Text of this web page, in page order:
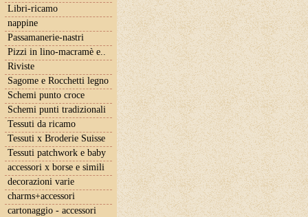
Libri-ricamo
nappine
Passamanerie-nastri
Pizzi in lino-macramè e..
Riviste
Sagome e Rocchetti legno
Schemi punto croce
Schemi punti tradizionali
Tessuti da ricamo
Tessuti x Broderie Suisse
Tessuti patchwork e baby
accessori x borse e simili
decorazioni varie
charms+accessori
cartonaggio - accessori